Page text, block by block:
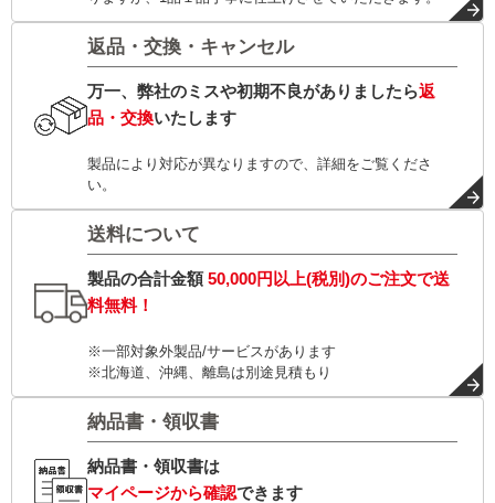
返品・交換・キャンセル
万一、弊社のミスや初期不良がありましたら返
品・交換いたします
製品により対応が異なりますので、詳細をご覧くださ
い。
送料について
製品の合計金額50,000円以上(税別)のご注文で送
料無料！
※一部対象外製品/サービスがあります
※北海道、沖縄、離島は別途見積もり
納品書・領収書
納品書・領収書は
マイページから確認できます